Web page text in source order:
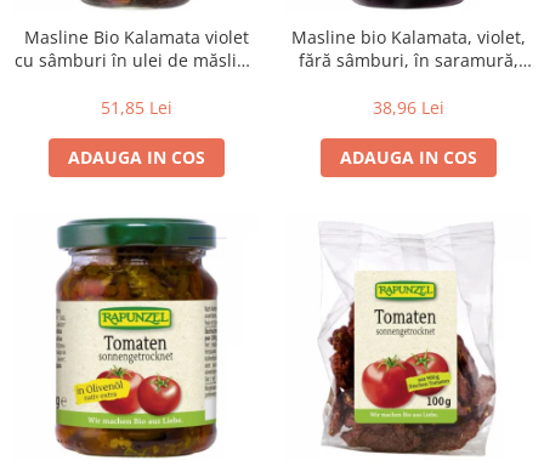
Masline Bio Kalamata violet
cu sâmburi în ulei de măsline
51,85 Lei
ADAUGA IN COS
Masline bio Kalamata, violet,
fără sâmburi, în saramură,
38,96 Lei
ADAUGA IN COS